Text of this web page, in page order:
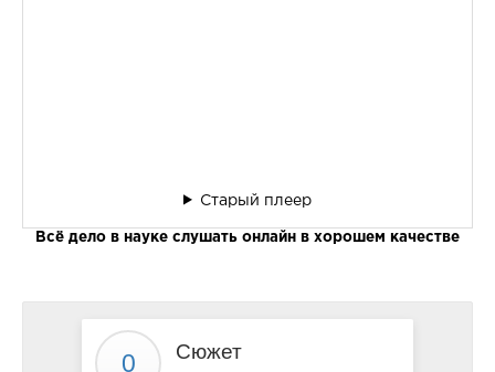
Старый плеер
Всё дело в науке слушать онлайн в хорошем качестве
Сюжет